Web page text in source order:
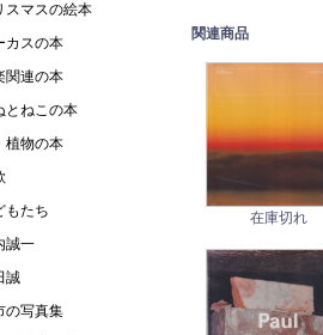
スマスの絵本
カスの本
関連の本
とねこの本
植物の本
もたち
誠一
誠
の写真集
関連商品
在庫切れ